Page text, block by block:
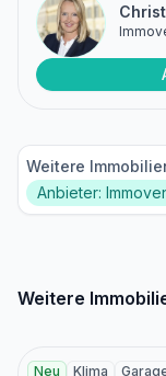
Weitere
Anbieter:
Weitere
Neu Klima